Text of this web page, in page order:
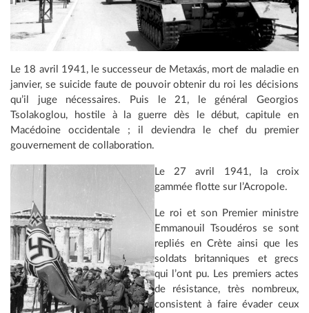
Le 18 avril 1941, le successeur de Metaxás, mort de maladie en
janvier, se suicide faute de pouvoir obtenir du roi les décisions
qu’il juge nécessaires. Puis le 21, le général Georgios
Tsolakoglou, hostile à la guerre dès le début, capitule en
Macédoine occidentale ; il deviendra le chef du premier
gouvernement de collaboration.
Le 27 avril 1941, la croix
gammée flotte sur l’Acropole.
Le roi et son Premier ministre
Emmanouil Tsoudéros se sont
repliés en Crète ainsi que les
soldats britanniques et grecs
qui l’ont pu. Les premiers actes
de résistance, très nombreux,
consistent à faire évader ceux